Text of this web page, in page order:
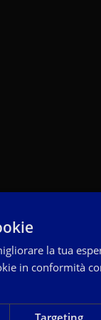
la tua
in conformità
Targeting